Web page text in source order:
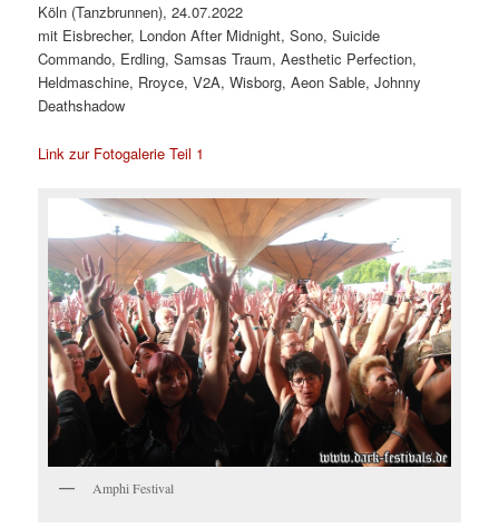
Köln (Tanzbrunnen), 24.07.2022
mit Eisbrecher, London After Midnight, Sono, Suicide
Commando, Erdling, Samsas Traum, Aesthetic Perfection,
Heldmaschine, Rroyce, V2A, Wisborg, Aeon Sable, Johnny
Deathshadow
Link zur Fotogalerie Teil 1
Amphi Festival